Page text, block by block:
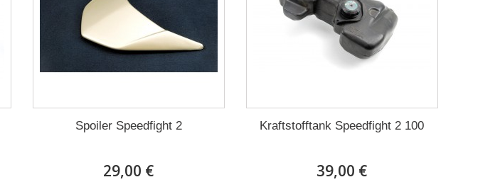
Spoiler Speedfight 2
29,00 €
Kraftstofftank Speedfight 2 100
39,00 €